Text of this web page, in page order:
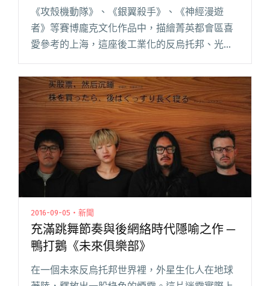
《攻殼機動隊》、《銀翼殺手》、《神經漫遊
者》等賽博龐克文化作品中，描繪菁英都會區喜
愛參考的上海，這座後工業化的反烏托邦、光鮮
調、實驗感卻鮮活有機的「鴨打鵝」（Duck
Fight Goose），他們透閱讀全文 "上海冰冷電器
之聲鴨打鵝來台！未來俱樂部歡迎賽博龐克與生
化人"
2016-09-05・新聞
充滿跳舞節奏與後網絡時代隱喻之作 ─
鴨打鵝《未來俱樂部》
在一個未來反烏托邦世界裡，外星生化人在地球